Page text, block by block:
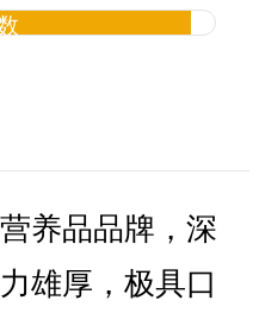
养品品牌，深
雄厚，极具口